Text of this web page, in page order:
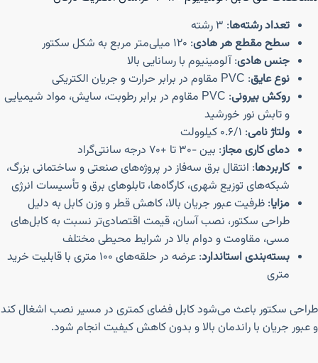
تعداد رشته‌ها: ۳ رشته
سطح مقطع هر هادی: ۱۲۰ میلی‌متر مربع به شکل سکتور
جنس هادی: آلومینیوم با رسانایی بالا
نوع عایق: PVC مقاوم در برابر حرارت و جریان الکتریکی
روکش بیرونی
: PVC مقاوم در برابر رطوبت، سایش، مواد شیمیایی
و تابش نور خورشید
ولتاژ نامی: ۰.۶/۱ کیلوولت
دمای کاری مجاز: بین -۳۰ تا +۷۰ درجه سانتی‌گراد
کاربردها: انتقال برق سه‌فاز در پروژه‌های صنعتی و ساختمانی بزرگ،
شبکه‌های توزیع شهری، کارگاه‌ها، تابلوهای برق و تأسیسات انرژی
مزایا: ظرفیت عبور جریان بالا، کاهش قطر و وزن کابل به دلیل
طراحی سکتور، نصب آسان، قیمت اقتصادی‌تر نسبت به کابل‌های
مسی، مقاومت و دوام بالا در شرایط محیطی مختلف
بسته‌بندی استاندارد
: عرضه در حلقه‌های ۱۰۰ متری با قابلیت خرید
متری
طراحی سکتور باعث می‌شود کابل فضای کمتری در مسیر نصب اشغال کند
و عبور جریان با راندمان بالا و بدون کاهش کیفیت انجام شود.